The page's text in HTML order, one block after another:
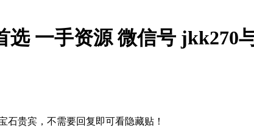
选 一手资源 微信号 jkk270
贵宾，不需要回复即可看隐藏贴！